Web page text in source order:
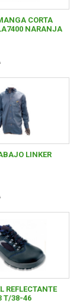
CORTA
NARANJA
LINKER
REFLECTANTE
T/38-46